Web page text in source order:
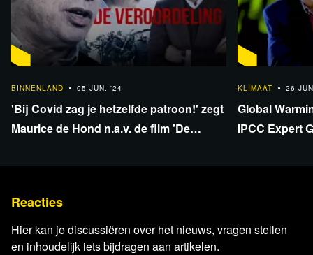
BINNENLAND
05 JUN. '24
'Bij Covid zag je hetzelfde patroon!' zegt
Maurice de Hond n.a.v. de film 'De
KLIMAAT
26
Global
IPCC Expert
Reacties
Hier kan je discussiëren over het nieuws, vragen stellen
en inhoudelijk iets bijdragen aan artikelen.